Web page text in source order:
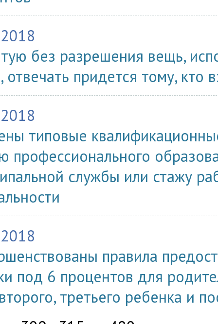
без разрешения вещь,
отвечать придется тому, кто
типовые
профессионального
службы или стажу
правила
под 6 процентов для
третьего ребенка и